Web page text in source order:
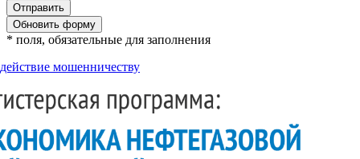
Обновить форму
* поля, обязательные для заполнения
мошенничеству